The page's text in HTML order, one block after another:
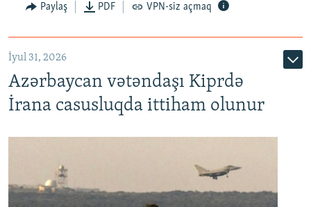
Paylaş PDF VPN-siz açmaq
İyul 31, 2026
Azərbaycan vətəndaşı Kiprdə
İrana casusluqda ittiham olunur